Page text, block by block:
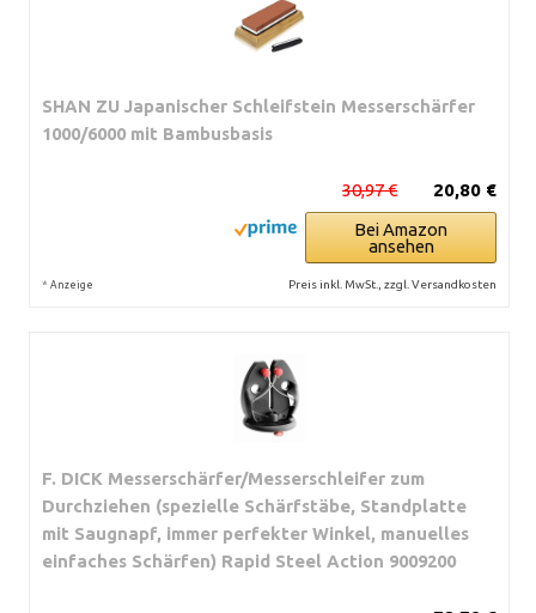
SHAN ZU Japanischer Schleifstein Messerschärfer
1000/6000 mit Bambusbasis
20,80 €
30,97 €
Bei Amazon
ansehen
* Anzeige Preis inkl. MwSt., zzgl. Versandkosten
F. DICK Messerschärfer/Messerschleifer zum
Durchziehen (spezielle Schärfstäbe, Standplatte
mit Saugnapf, immer perfekter Winkel, manuelles
einfaches Schärfen) Rapid Steel Action 9009200